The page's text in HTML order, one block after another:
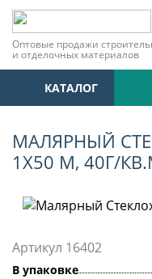
Оптовые продажи
и отделочных материалов
КАТАЛОГ
МАЛЯРНЫЙ
1Х50 М, 40Г/
Артикул 16402
В упаковке